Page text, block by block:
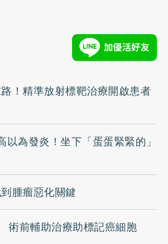
！精準放射標靶治療開啟患者
為發炎！坐下「蛋蛋緊緊的」
腫瘤惡化關鍵
前輔助治療助標記癌細胞